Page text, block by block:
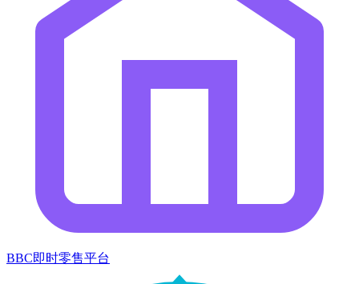
BBC即时零售平台